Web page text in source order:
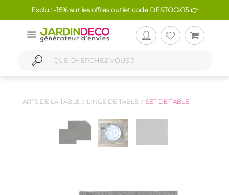
Exclu : -15% sur les offres outlet code DESTOCK15 👉
ARTS DE LA TABLE LINGE DE TABLE SET DE TABLE